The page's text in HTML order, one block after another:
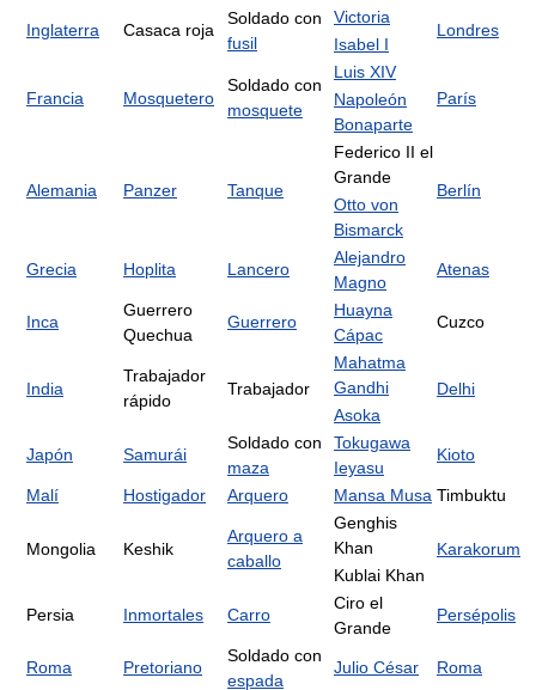
Inglaterra Casaca roja
Soldado con
fusil
Victoria
Londres
Isabel I
Francia Mosquetero
Soldado con
mosquete
Luis XIV
París
Napoleón
Bonaparte
Alemania Panzer Tanque
Federico II el
Grande
Berlín
Otto von
Bismarck
Grecia Hoplita Lancero
Alejandro
Magno
Atenas
Inca
Guerrero
Quechua
Guerrero
Huayna
Cápac
Cuzco
India
Trabajador
rápido
Trabajador
Mahatma
Gandhi
Delhi
Asoka
Japón Samurái
Soldado con
maza
Tokugawa
Ieyasu
Kioto
Malí Hostigador Arquero Mansa Musa Timbuktu
Mongolia Keshik
Arquero a
caballo
Genghis
Khan
Karakorum
Kublai Khan
Persia Inmortales Carro
Ciro el
Grande
Persépolis
Roma Pretoriano
Soldado con
espada
Julio César Roma